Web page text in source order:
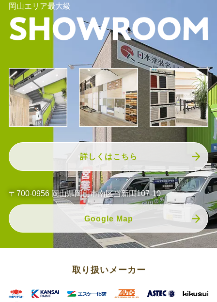
岡山エリア最大級
詳しくはこちら
〒700-0956 岡山県岡山市南区当新田107-10
Google Map
取り扱いメーカー